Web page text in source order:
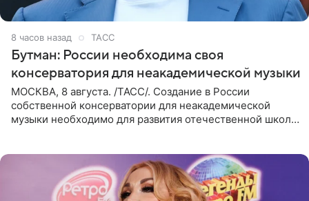
8 часов назад ТАСС
Бутман: России необходима своя
консерватория для неакадемической музыки
МОСКВА, 8 августа. /ТАСС/. Создание в России
собственной консерватории для неакадемической
музыки необходимо для развития отечественной школы